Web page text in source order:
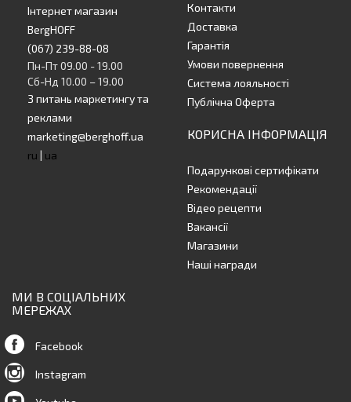
Інтернет магазин
BergHOFF
(067) 239-88-08
Пн-Пт 09.00 - 19.00
Сб-Нд 10.00 – 19.00
З питань маркетингу та
реклами
marketing@berghoff.ua
ru | ua
Контакти
Доставка
Гарантія
Умови повернення
Система лояльності
Публічна Оферта
КОРИСНА ІНФОРМАЦІЯ
Подарункові сертифікати
Рекомендації
Відео рецепти
Вакансії
Магазини
Наші награди
МИ В СОЦІАЛЬНИХ
МЕРЕЖАХ
Facebook
Instagram